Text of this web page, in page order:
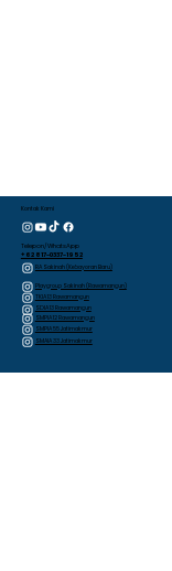
Kontak Kami
Telepon/WhatsApp
+62 817-0337-1952
RA Sakinah (Kebayoran Baru)
Playgroup Sakinah (Rawamangun)
TKIA 13 Rawamangun
SDIA 13 Rawamangun
SMPIA 12 Rawamangun
SMPIA 55 Jatimakmur
SMAIA 33 Jatimakmur